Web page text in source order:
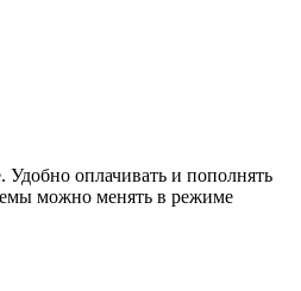
оплачивать и пополнять
можно менять в режиме